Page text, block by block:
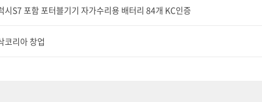
시S7 포함 포터블기기 자가수리용 배터리 84개 KC인증
코리아 창업